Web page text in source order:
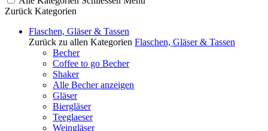
Zurück Kategorien
Flaschen, Gläser & Tassen
Zurück zu allen Kategorien Flaschen, Gläser & Tassen
Becher
Coffee to go Becher
Shaker
Alle Becher anzeigen
Gläser
Biergläser
Teeglaeser
Weingläser